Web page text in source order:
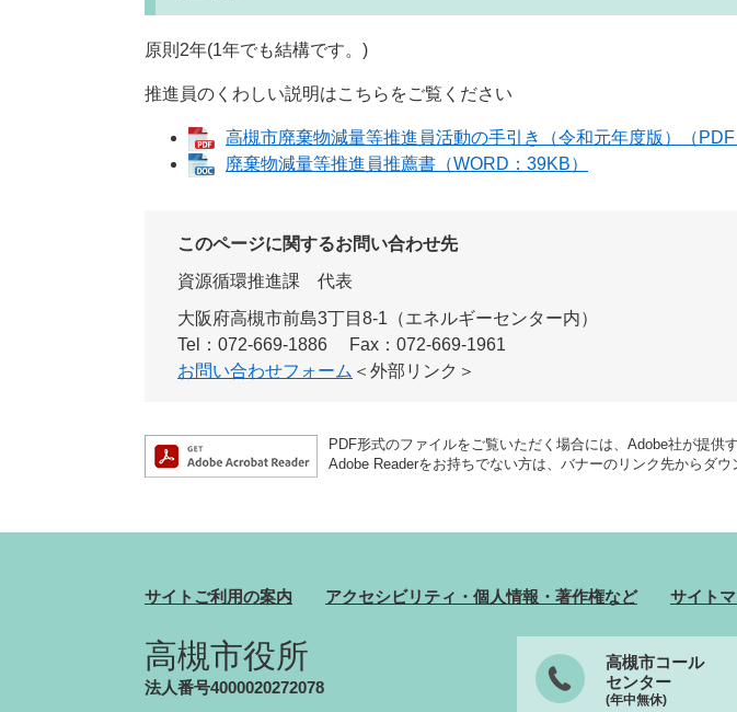
原則2年(1年でも結構です。)
推進員のくわしい説明はこちらをご覧ください
高槻市廃棄物減量等推進員活動の手引き（令和元年度版）（PDF
廃棄物減量等推進員推薦書（WORD：39KB）
このページに関するお問い合わせ先
資源循環推進課
代表
大阪府高槻市前島3丁目8-1（エネルギーセンター内）
Tel：072-669-1886
Fax：072-669-1961
お問い合わせフォーム ＜外部リンク＞
PDF形式のファイルをご覧いただく場合には、Adobe社が提供
Adobe Readerをお持ちでない方は、バナーのリンク先からダウ
サイトご利用の案内 アクセシビリティ・個人情報・著作権など サイト
高槻市役所
法人番号4000020272078
高槻市コール
センター
(年中無休)